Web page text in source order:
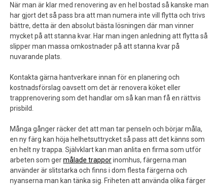
När man är klar med renovering av en hel bostad så kanske man
har gjort det så pass bra att man numera inte vill flytta och trivs
bättre, detta är den absolut bästa lösningen där man vinner
mycket på att stanna kvar. Har man ingen anledning att flytta så
slipper man massa omkostnader på att stanna kvar på
nuvarande plats.
Kontakta gärna hantverkare innan för en planering och
kostnadsförslag oavsett om det är renovera köket eller
trapprenovering som det handlar om så kan man få en rättvis
prisbild.
Många gånger räcker det att man tar penseln och börjar måla,
en ny färg kan höja helhetsuttrycket så pass att det känns som
en helt ny trappa. Självklart kan man anlita en firma som utför
arbeten som germålade trapporinomhus, färgerna man
använder är slitstarka och finns i dom flesta färgerna och
nyanserna man kan tänka sig. Friheten att använda olika färger